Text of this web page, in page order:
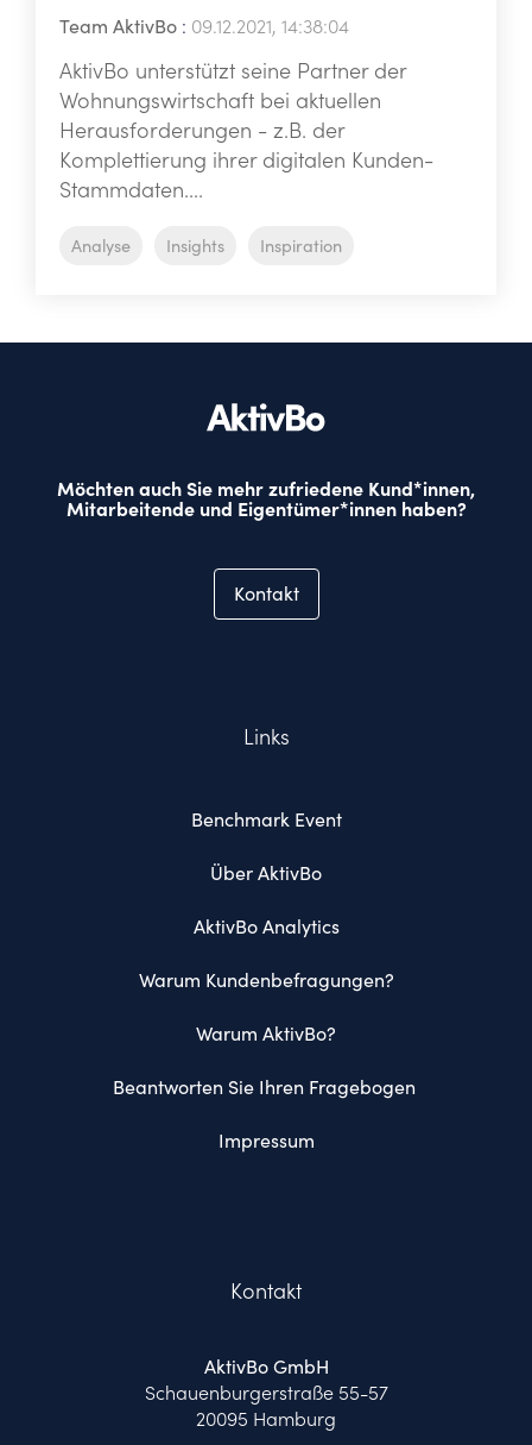
Team AktivBo : 09.12.2021, 14:38:04
AktivBo unterstützt seine Partner der
Wohnungswirtschaft bei aktuellen
Herausforderungen - z.B. der
Komplettierung ihrer digitalen Kunden-
Stammdaten....
Analyse Insights Inspiration
Möchten auch Sie mehr zufriedene Kund*innen,
Mitarbeitende und Eigentümer*innen haben?
Kontakt
Links
Benchmark Event
Über AktivBo
AktivBo Analytics
Warum Kundenbefragungen?
Warum AktivBo?
Beantworten Sie Ihren Fragebogen
Impressum
Kontakt
AktivBo GmbH
Schauenburgerstraße 55-57
20095 Hamburg